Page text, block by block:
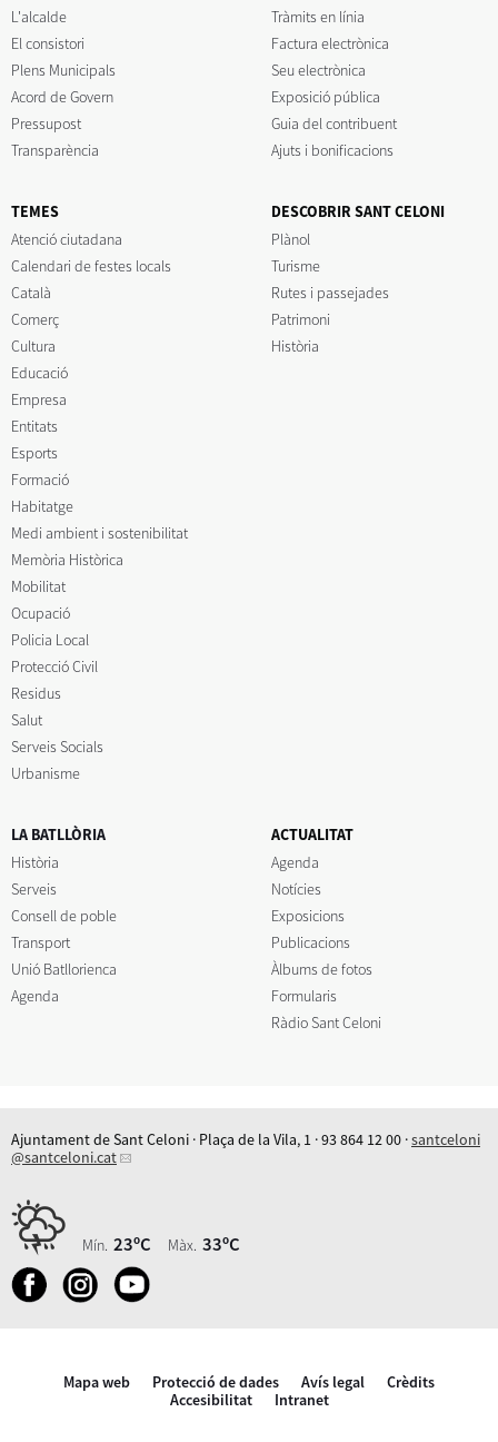
L'alcalde
El consistori
Plens Municipals
Acord de Govern
Pressupost
Transparència
Tràmits en línia
Factura electrònica
Seu electrònica
Exposició pública
Guia del contribuent
Ajuts i bonificacions
TEMES
Atenció ciutadana
Calendari de festes locals
Català
Comerç
Cultura
Educació
Empresa
Entitats
Esports
Formació
Habitatge
Medi ambient i sostenibilitat
Memòria Històrica
Mobilitat
Ocupació
Policia Local
Protecció Civil
Residus
Salut
Serveis Socials
Urbanisme
DESCOBRIR SANT CELONI
Plànol
Turisme
Rutes i passejades
Patrimoni
Història
LA BATLLÒRIA
Història
Serveis
Consell de poble
Transport
Unió Batllorienca
Agenda
ACTUALITAT
Agenda
Notícies
Exposicions
Publicacions
Àlbums de fotos
Formularis
Ràdio Sant Celoni
Ajuntament de Sant Celoni · Plaça de la Vila, 1 · 93 864 12 00 ·santceloni
@santceloni.cat
Mín. 23ºC Màx. 33ºC
Mapa web Protecció de dades Avís legal
Crèdits
Accesibilitat
Intranet